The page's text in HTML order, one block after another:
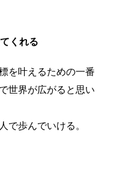
くれる
を叶えるための一番
世界が広がると思い
で歩んでいける。